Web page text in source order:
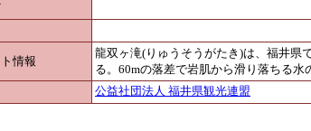
情報
龍双ヶ滝(りゅうそうがたき)は、福井県
る。60mの落差で岩肌から滑り落ちる水
公益社団法人 福井県観光連盟